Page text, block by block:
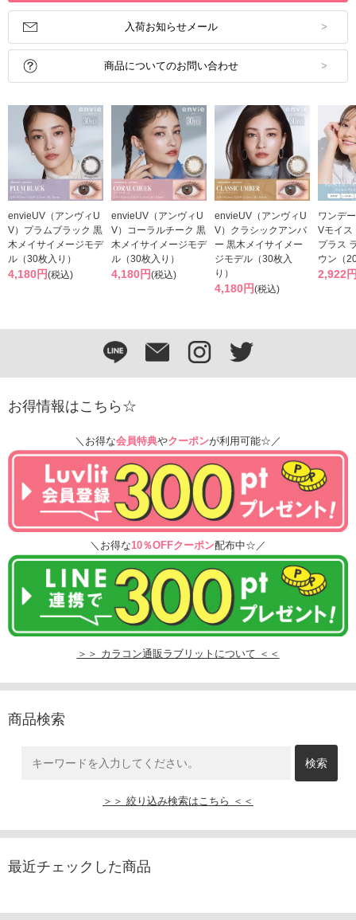
入荷お知らせメール
商品についてのお問い合わせ
envieUV（アンヴィU
V）プラムブラック 黒
木メイサイメージモデ
ル（30枚入り）
4,180円(税込)
envieUV（アンヴィU
V）コーラルチーク 黒
木メイサイメージモデ
ル（30枚入り）
4,180円(税込)
envieUV（アンヴィU
V）クラシックアンバ
ー 黒木メイサイメー
ジモデル（30枚入
り）
4,180円(税込)
ワンデ
Vモイス
プラス
ウン（
2,922
お得情報はこちら☆
＼お得な会員特典やクーポンが利用可能☆／
＼お得な10％OFFクーポン配布中☆／
＞＞ カラコン通販ラブリットについて ＜＜
商品検索
＞＞ 絞り込み検索はこちら ＜＜
最近チェックした商品